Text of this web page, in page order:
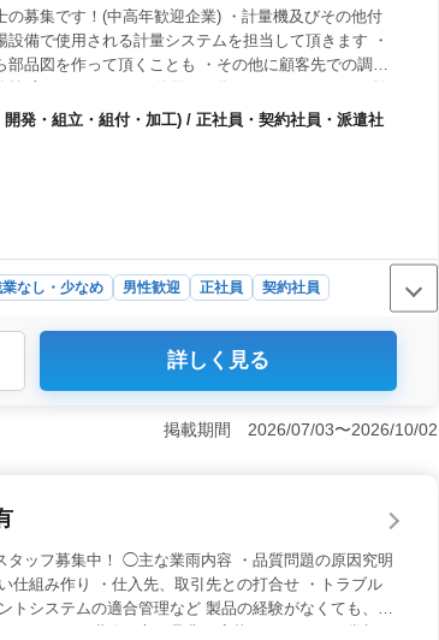
の募集です！(中高年歓迎企業) ・計量機及びその他付
備で使用される計量システムを担当して頂きます ・
部品図を作って頂くことも ・その他に顧客先での調整
計経験有る方優遇致します 皆様のご応募お待ちしてお
発・組立・組付・加工) / 正社員・契約社員・派遣社
なし・少なめ 男性歓迎 正社員
契約社員
活躍できる計量器製造企業で機械設計士を募集
図の作成など、幅広い業務に挑戦できます。 ＜
350万円〜450万円、通勤手当全額支給、賞与あ
詳しく見る
掲載期間 2026/07/03〜2026/10/02
タッフ募集中！ ◯主な業雨内容 ・品質問題の原因究明
仕組み作り ・仕入先、取引先との打合せ ・トラブル
トシステムの適合管理など 製品の経験がなくても、丁